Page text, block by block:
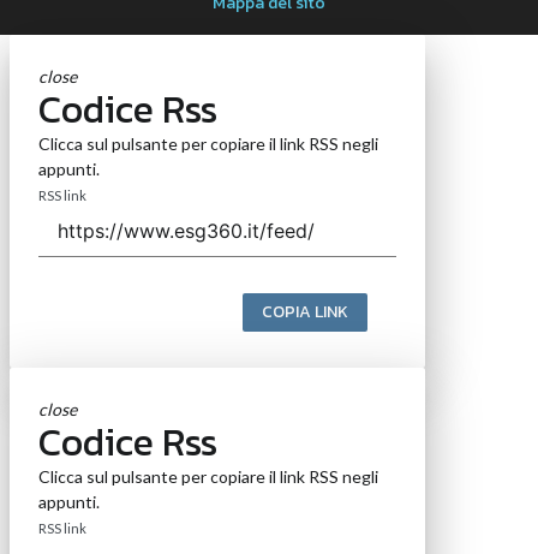
close
Codice Rss
Clicca sul pulsante per copiare il link RSS negli
appunti.
RSS link
COPIA LINK
close
Codice Rss
Clicca sul pulsante per copiare il link RSS negli
appunti.
RSS link